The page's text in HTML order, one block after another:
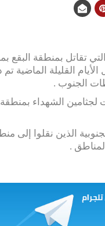
تقاتل بمنطقة
الأيام القليلة
الجنوب .
الشهداء
الذين نقلوا إلى
.